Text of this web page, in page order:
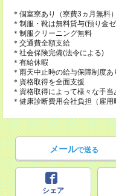
＊個室寮あり（寮費3ヵ月無
＊制服・靴は無料貸与(預り金
＊制服クリーニング無料
＊交通費全額支給
＊社会保険完備(法令による)
＊有給休暇
＊雨天中止時の給与保障制度あ
＊資格取得を全面支援
＊資格取得によって様々な手当
＊健康診断費用会社負担（雇用
メールで送る
シェア